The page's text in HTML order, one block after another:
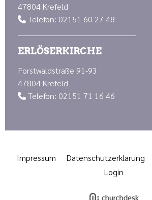
47804 Krefeld
 Telefon: 02151 60 27 48
ERLÖSERKIRCHE
Forstwaldstraße 91-93
47804 Krefeld
 Telefon: 02151 71 16 46
Impressum Datenschutzerklärung
Login